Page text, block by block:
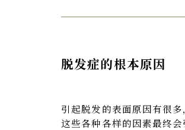
脱发症的根本原因
引起脱发的表面原因有很
这些各种各样的因素最终